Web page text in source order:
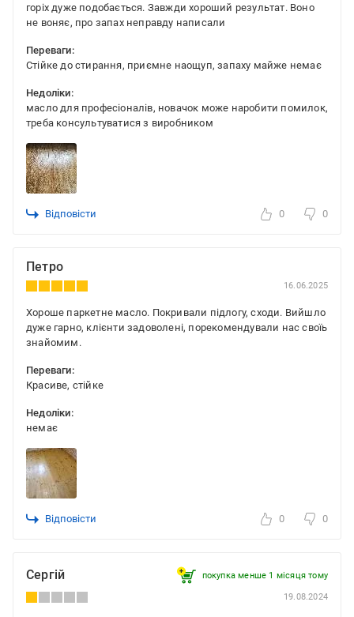
горіх дуже подобається. Завжди хороший результат. Воно
не воняє, про запах неправду написали
Переваги:
Стійке до стирання, приємне наощуп, запаху майже немає
Недоліки:
масло для професіоналів, новачок може наробити помилок,
треба консультуватися з виробником
Відповісти 0 0
Петро
16.06.2025
Хороше паркетне масло. Покривали підлогу, сходи. Вийшло
дуже гарно, клієнти задоволені, порекомендували нас своїь
знайомим.
Переваги:
Красиве, стійке
Недоліки:
немає
Відповісти 0 0
Сергій покупка менше 1 місяця томy
19.08.2024